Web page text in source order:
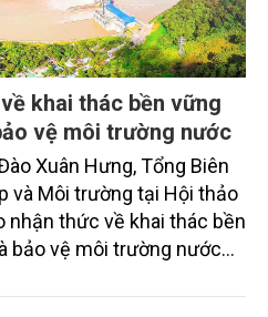
khai thác bền vững
vệ môi trường nước
Xuân Hưng, Tổng Biên
và Môi trường tại Hội thảo
nhận thức về khai thác bền
bảo vệ môi trường nước
nghiệp và Môi trường